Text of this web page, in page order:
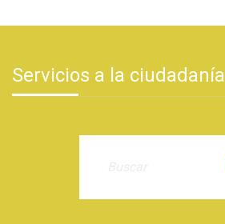
Servicios a la ciudadanía